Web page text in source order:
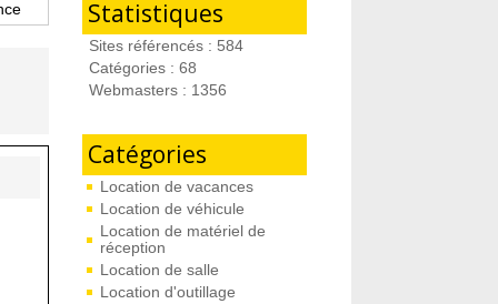
Statistiques
Sites référencés : 584
Catégories : 68
Webmasters : 1356
Catégories
Location de vacances
Location de véhicule
Location de matériel de
réception
Location de salle
Location d'outillage